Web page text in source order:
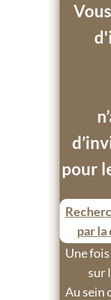
pour
par
Une
sur
Au sein